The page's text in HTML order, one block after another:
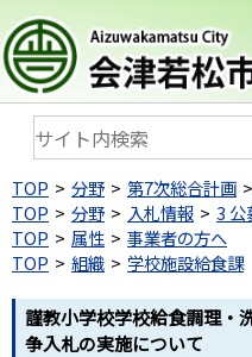
TOP 分野 第7次総合計画
TOP
分野 入札情報
3 公
TOP
属性
事業者の方へ
TOP
組織 学校施設給食課
謹教小学校学校給食調理・
争入札の実施について